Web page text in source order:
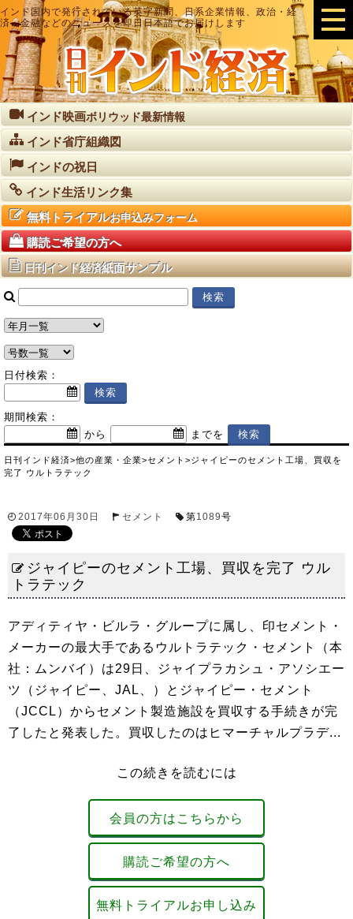
インド国内で発行されている英字新聞、日系企業情報、政治・経
済・金融などのニュースを即日日本語でお届けします
インド映画ボリウッド最新情報
インド省庁組織図
インドの祝日
インド生活リンク集
無料トライアルお申込みフォーム
購読ご希望の方へ
日刊インド経済紙面サンプル
日付検索：
期間検索：
から
までを
日刊インド経済>他の産業・企業>セメント >ジャイピーのセメント工場、買収を
完了 ウルトラテック
2017年06月30日 セメント 第1089号
ジャイピーのセメント工場、買収を完了 ウル
トラテック
アディティヤ・ビルラ・グループに属し、印セメント・
メーカーの最大手であるウルトラテック・セメント（本
社：ムンバイ）は29日、ジャイプラカシュ・アソシエー
ツ（ジャイピー、JAL、）とジャイピー・セメント
（JCCL）からセメント製造施設を買収する手続きが完
了したと発表した。買収したのはヒマーチャルプラデ...
この続きを読むには
会員の方はこちらから
購読ご希望の方へ
無料トライアルお申し込み